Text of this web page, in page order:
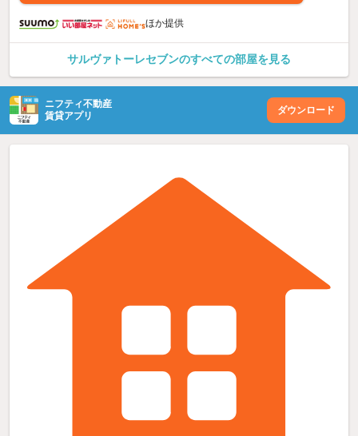
ほか提供
サルヴァトーレセブンのすべての部屋を見る
ニフティ不動産
賃貸アプリ
ダウンロード